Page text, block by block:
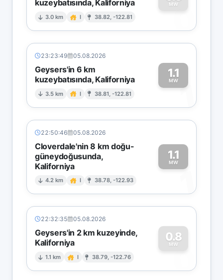
kuzeybatısında, Kaliforniya
3.0 km I 38.82, -122.81
MW
0
23:23:49 05.08.2026
Geysers'in 6 km
kuzeybatısında, Kaliforniya
3.5 km I 38.81, -122.81
1.1
MW1
22:50:46 05.08.2026
Cloverdale'nin 8 km doğu-
güneydoğusunda,
Kaliforniya
4.2 km I 38.78, -122.93
1.1
MW
1
22:32:35 05.08.2026
Geysers'in 2 km kuzeyinde,
Kaliforniya
1.1 km I 38.79, -122.76
0.8
MW
0